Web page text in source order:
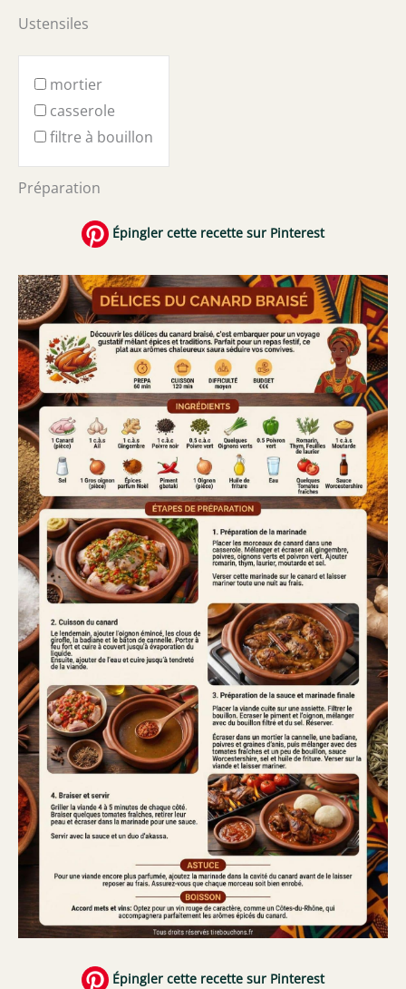
Ustensiles
mortier
casserole
filtre à bouillon
Préparation
Épingler cette recette sur Pinterest
Épingler cette recette sur Pinterest